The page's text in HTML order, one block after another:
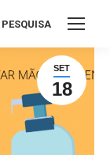
PESQUISA
SET
18